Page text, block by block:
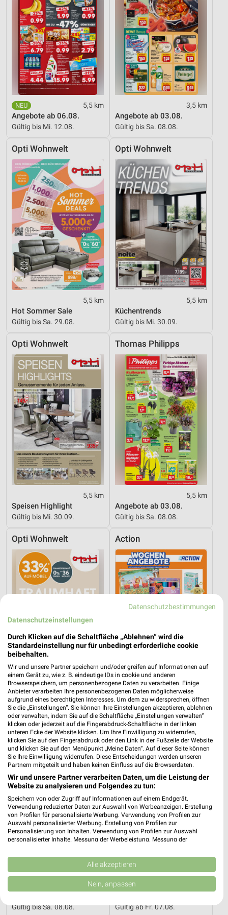
5,5 km
Angebote ab 06.08.
Gültig bis Mi. 12.08.
3,5 km
Angebote ab 03.08.
Gültig bis Sa. 08.08.
Opti Wohnwelt
5,5 km
Hot Sommer Sale
Gültig bis Sa. 29.08.
Opti Wohnwelt
5,5 km
Küchentrends
Gültig bis Mi. 30.09.
Opti Wohnwelt
5,5 km
Speisen Highlight
Gültig bis Mi. 30.09.
Thomas Philipps
5,5 km
Angebote ab 03.08.
Gültig bis Sa. 08.08.
Opti Wohnwelt
5,5 km
Traumhaft schlafen!
Gültig bis Mi. 30.09.
Action
20,6 km
Angebote ab 05.08.
Gültig bis Di. 11.08.
Möbel Boss
26,9 km
Gültig bis Sa. 08.08.
NORMA
Gültig ab Fr. 07.08.
Datenschutzbestimmungen
Datenschutzeinstellungen
Durch Klicken auf die Schaltfläche „Ablehnen“ wird die
Standardeinstellung nur für unbedingt erforderliche cookie
beibehalten.
Wir und unsere Partner speichern und/oder greifen auf Informationen auf
einem Gerät zu, wie z. B. eindeutige IDs in cookie und anderen
Browserspeichern, um personenbezogene Daten zu verarbeiten. Einige
Anbieter verarbeiten Ihre personenbezogenen Daten möglicherweise
aufgrund eines berechtigten Interesses. Um dem zu widersprechen, öffnen
Sie die „Einstellungen“. Sie können Ihre Einstellungen akzeptieren, ablehnen
oder verwalten, indem Sie auf die Schaltfläche „Einstellungen verwalten“
klicken oder jederzeit auf die Fingerabdruck-Schaltfläche in der linken
unteren Ecke der Website klicken. Um Ihre Einwilligung zu widerrufen,
klicken Sie auf den Fingerabdruck oder den Link in der Fußzeile der Website
und klicken Sie auf den Menüpunkt „Meine Daten“. Auf dieser Seite können
Sie Ihre Einwilligung widerrufen. Diese Entscheidungen werden unseren
Partnern mitgeteilt und haben keinen Einfluss auf die Browserdaten.
Wir und unsere Partner verarbeiten Daten, um die Leistung der
Website zu analysieren und Folgendes zu tun:
Speichern von oder Zugriff auf Informationen auf einem Endgerät.
Verwendung reduzierter Daten zur Auswahl von Werbeanzeigen. Erstellung
von Profilen für personalisierte Werbung. Verwendung von Profilen zur
Auswahl personalisierter Werbung. Erstellung von Profilen zur
Personalisierung von Inhalten. Verwendung von Profilen zur Auswahl
personalisierter Inhalte. Messung der Werbeleistung. Messung der
Kombinationen von Daten aus verschiedenen Quellen. Entwicklung und
Verbesserung der Angebote. Verwendung reduzierter Daten zur Auswahl
von Inhalten.
Daten können außerhalb der Europäischen Union weitergegeben und in die
USA gesendet werden.
Website/App.
Alle akzeptieren
Nein, anpassen